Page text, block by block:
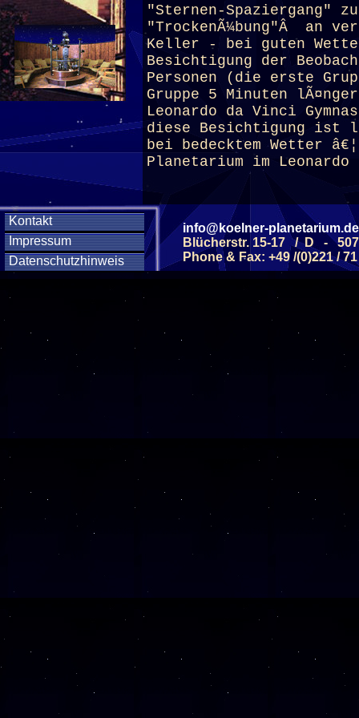
Kontakt
Impressum
Datenschutzhinweis
"Sternen-Spaziergang"
"TrockenÃ¼bung"Â an
Keller - bei guten
Besichtigung der
Personen (die erste
Gruppe 5 Minuten
Leonardo da Vinci
diese Besichtigung
bei bedecktem Wetter
Planetarium im Leonardo
Diese
Klicken Sie Hier
Diese
Wochentag
SAMSTAG
SAMSTAG
Alle
info@koelner-planetarium.de
Blücherstr. 15-17 / D -
Phone & Fax: +49 /(0)221 /